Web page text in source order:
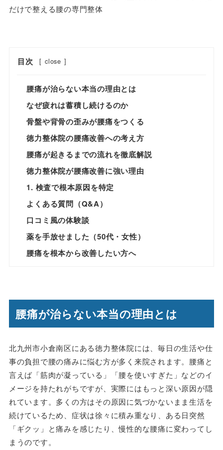
だけで整える腰の専門整体
目次 [ close ]
腰痛が治らない本当の理由とは
なぜ疲れは蓄積し続けるのか
骨盤や背骨の歪みが腰痛をつくる
徳力整体院の腰痛改善への考え方
腰痛が起きるまでの流れを徹底解説
徳力整体院が腰痛改善に強い理由
1. 検査で根本原因を特定
よくある質問（Q&A）
口コミ風の体験談
薬を手放せました（50代・女性）
腰痛を根本から改善したい方へ
腰痛が治らない本当の理由とは
北九州市小倉南区にある徳力整体院には、毎日の生活や仕
事の負担で腰の痛みに悩む方が多く来院されます。腰痛と
言えば「筋肉が凝っている」「腰を使いすぎた」などのイ
メージを持たれがちですが、実際にはもっと深い原因が隠
れています。多くの方はその原因に気づかないまま生活を
続けているため、症状は徐々に積み重なり、ある日突然
「ギクッ」と痛みを感じたり、慢性的な腰痛に変わってし
まうのです。